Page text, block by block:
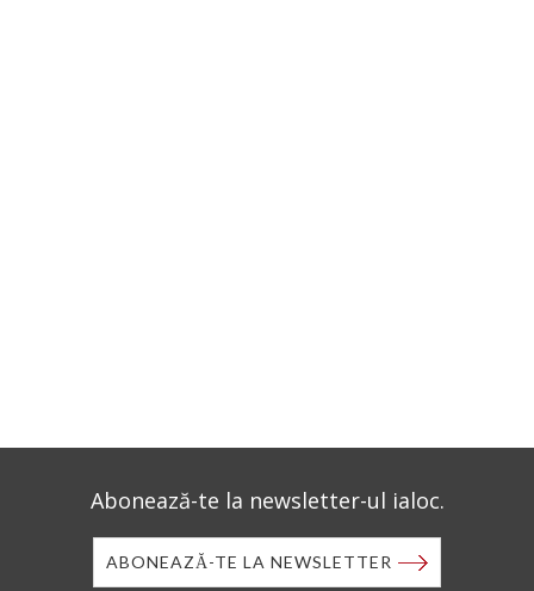
Abonează-te la newsletter-ul ialoc.
ABONEAZĂ-TE LA NEWSLETTER